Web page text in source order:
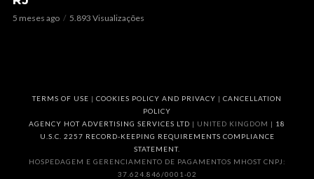
5 meses ago 5.893 Visualizações
TERMS OF USE | COOKIES POLICY AND PRIVACY | CANCELLATION
POLICY
AGENCY HOT ADVERTISING SERVICES LTD | UNITED KINGDOM | 18
U.S.C. 2257 RECORD-KEEPING REQUIREMENTS COMPLIANCE
STATEMENT.
HOSPEDAGEM E GERENCIAMENTO DE PAGAMENTOS MHOST CNPJ:
37.624.846/0001-02